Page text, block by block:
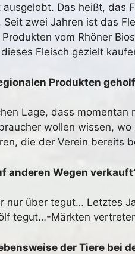
Das heißt, das
zwei Jahren ist das
vom Rhöner
Fleisch gezielt
Produkten
Lage, dass
wollen wissen,
die der Verein bereits
anderen Wegen
nur über tegut… Letztes
tegut…-Märkten
der Tiere bei